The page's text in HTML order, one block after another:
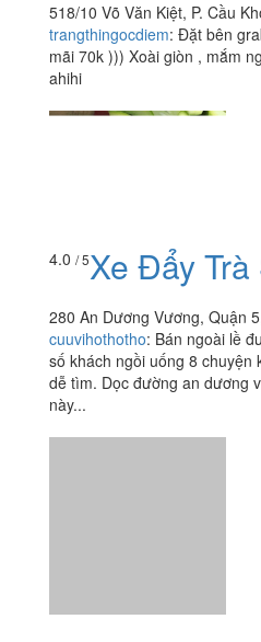
518/10 Võ Văn Kiệt, P. Cầu
trangthingocdiem: Đặt bên
mãi 70k ))) Xoài giòn , mắm
ahihi
4.0 / 5Xe Đẩy
280 An Dương Vương, Quận
cuuvihothotho: Bán ngoài lề
số khách ngồi uống 8 chuyện
dễ tìm. Dọc đường an dương
này...